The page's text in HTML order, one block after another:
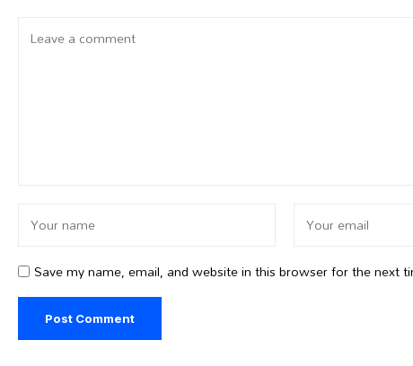
Save my name, email, and website in this browser for the next